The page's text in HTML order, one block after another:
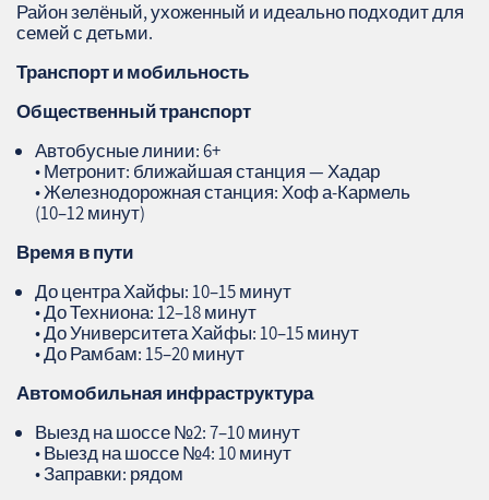
Район зелёный, ухоженный и идеально подходит для
семей с детьми.
Транспорт и мобильность
Общественный транспорт
Автобусные линии: 6+
• Метронит: ближайшая станция — Хадар
• Железнодорожная станция: Хоф а‑Кармель
(10–12 минут)
Время в пути
До центра Хайфы: 10–15 минут
• До Техниона: 12–18 минут
• До Университета Хайфы: 10–15 минут
• До Рамбам: 15–20 минут
Автомобильная инфраструктура
Выезд на шоссе №2: 7–10 минут
• Выезд на шоссе №4: 10 минут
• Заправки: рядом